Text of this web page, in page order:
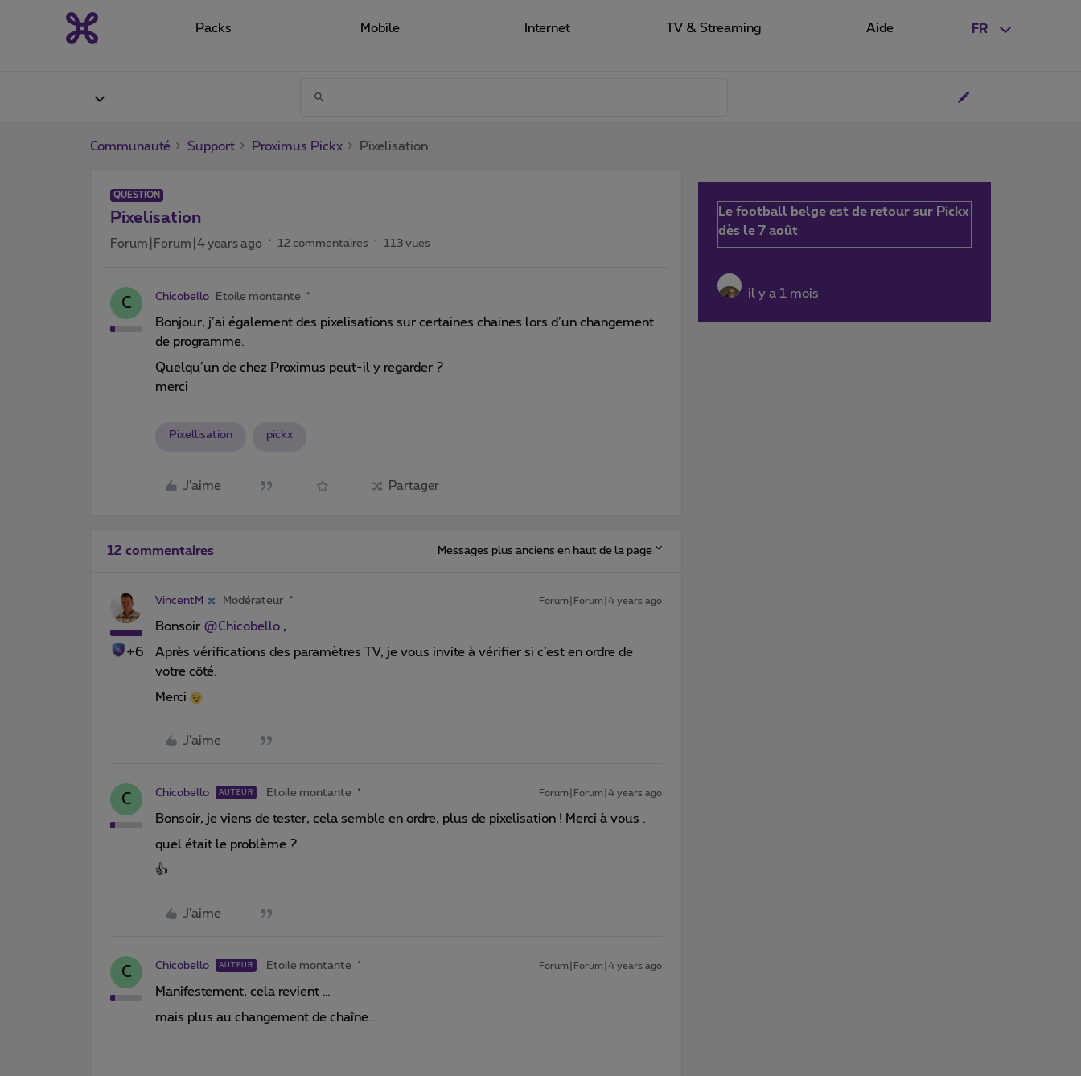
FR
Packs Mobile Internet TV & Streaming Aide
Communauté Support Proximus Pickx Pixelisation
QUESTION
Pixelisation
Forum|Forum|4 years ago 12 commentaires 113 vues
C Chicobello Etoile montante
Bonjour, j’ai également des pixelisations sur certaines chaines lors d’un changement
de programme.
Quelqu’un de chez Proximus peut-il y regarder ?
merci
Pixellisation pickx
J'aime Partager
12 commentaires Messages plus anciens en haut de la page
+6
VincentM Modérateur Forum|Forum|4 years ago
Bonsoir @Chicobello ,
Après vérifications des paramètres TV, je vous invite à vérifier si c’est en ordre de
votre côté.
Merci
J'aime
C Chicobello AUTEUR Etoile montante Forum|Forum|4 years ago
Bonsoir, je viens de tester, cela semble en ordre, plus de pixelisation ! Merci à vous .
quel était le problème ?
👍
J'aime
C Chicobello AUTEUR Etoile montante Forum|Forum|4 years ago
Manifestement, cela revient …
mais plus au changement de chaîne…
Le football belge est de retour sur Pickx
dès le 7 août
il y a 1 mois